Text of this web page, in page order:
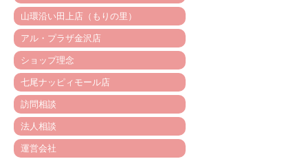
山環沿い田上店（もりの里）
アル・プラザ金沢店
ショップ理念
七尾ナッピィモール店
訪問相談
法人相談
運営会社